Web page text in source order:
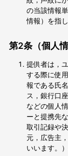
の当該情報
情報）を指し
第2条（個人
提供者は，
する際に使
報である氏
ス，銀行口
などの個人
ーと提携先
取引記録や
元，広告主
いいます。